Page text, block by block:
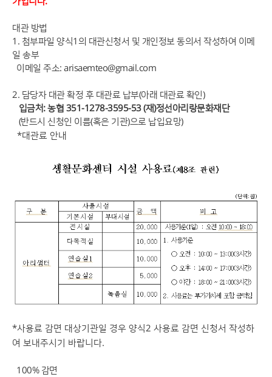
가입니다.
대관 방법
1. 첨부파일 양식1의 대관신청서 및 개인정보 동의서 작성하여 이메
일 송부
이메일 주소: arisaemteo@gmail.com
2. 담당자 대관 확정 후 대관료 납부(아래 대관료 확인)
입금처: 농협 351-1278-3595-53 (재)정선아리랑문화재단
(반드시 신청인 이름(혹은 기관)으로 납입요망)
​*대관료 안내
*​사용료 감면 대상기관일 경우 양식2 사용료 감면 신청서 작성하
여 보내주시기 바랍니다.
100% 감면